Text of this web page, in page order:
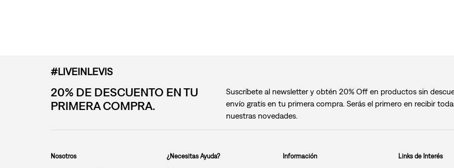
#LIVEINLEVIS
20% DE DESCUENTO EN TU
PRIMERA COMPRA.
Suscríbete al newsletter y obtén 20% Off en productos sin
envío gratis en tu primera compra. Serás el primero en recibir
nuestras novedades.
Nosotros ¿Necesitas Ayuda? Información Links de Interés